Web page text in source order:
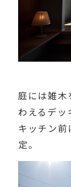
庭には雑
わえるデッ
キッチン
定。